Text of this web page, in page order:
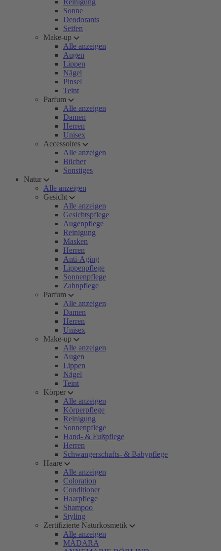
Reinigung
Sonne
Deodorants
Seifen
Make-up
Alle anzeigen
Augen
Lippen
Nägel
Pinsel
Teint
Parfum
Alle anzeigen
Damen
Herren
Unisex
Accessoires
Alle anzeigen
Bücher
Sonstiges
Natur
Alle anzeigen
Gesicht
Alle anzeigen
Gesichtspflege
Augenpflege
Reinigung
Masken
Herren
Anti-Aging
Lippenpflege
Sonnenpflege
Zahnpflege
Parfum
Alle anzeigen
Damen
Herren
Unisex
Make-up
Alle anzeigen
Augen
Lippen
Nägel
Teint
Körper
Alle anzeigen
Körperpflege
Reinigung
Sonnenpflege
Hand- & Fußpflege
Herren
Schwangerschafts- & Babypflege
Haare
Alle anzeigen
Coloration
Conditioner
Haarpflege
Shampoo
Styling
Zertifizierte Naturkosmetik
Alle anzeigen
MÁDARA